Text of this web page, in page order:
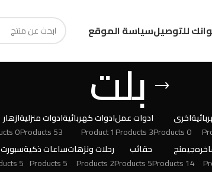
للتوصيلسياسة الموقع
بلت
اخرى
0 Products
ادوات عمل
3 Products
ادوات كهربائية
1 Product
ادوات منزلية
53 Products
ازهار
0 Products
جيمنج
14 Products
حقائب
5 Products
رحلات ونزهات
2 Products
ساعات ذكية
5 Products
سبورت
5 Products